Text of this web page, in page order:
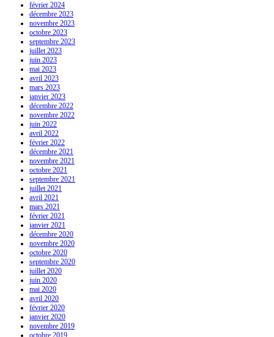
février 2024
décembre 2023
novembre 2023
octobre 2023
septembre 2023
juillet 2023
juin 2023
mai 2023
avril 2023
mars 2023
janvier 2023
décembre 2022
novembre 2022
juin 2022
avril 2022
février 2022
décembre 2021
novembre 2021
octobre 2021
septembre 2021
juillet 2021
avril 2021
mars 2021
février 2021
janvier 2021
décembre 2020
novembre 2020
octobre 2020
septembre 2020
juillet 2020
juin 2020
mai 2020
avril 2020
février 2020
janvier 2020
novembre 2019
octobre 2019